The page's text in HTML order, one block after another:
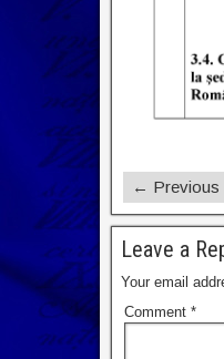
← Previous
Leave a
Your email
Comment *